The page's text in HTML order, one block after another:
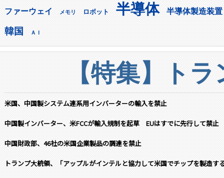
ファーウェイ メモリ ロボット 半導体 半導体製造装置
韓国 ＡＩ
【特集】ト
米国、中国製システム連系用インバーターの輸入を禁止
中国製インバーター、米FCCが輸入規制を起草 EUはすでに先行して禁止
中国財政部、46社の米国企業製品の調達を禁止
トランプ大統領、「アップルがインテルと協力して米国でチップを製造す